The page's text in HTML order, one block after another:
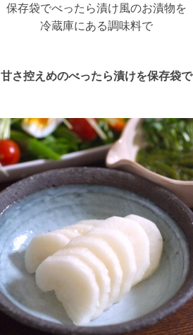
保存袋でべったら漬け風のお漬物を
冷蔵庫にある調味料で
甘さ控えめのべったら漬けを保存袋で